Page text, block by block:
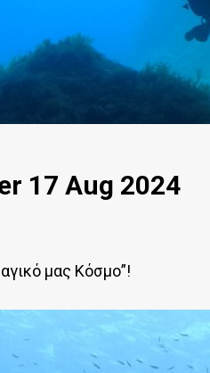
17 Αug 2024
μας Κόσμο”!